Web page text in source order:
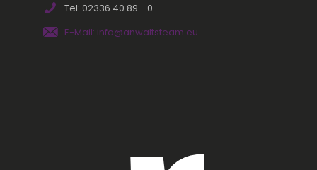
Tel: 02336 40 89 - 0
E-Mail: info@anwaltsteam.eu